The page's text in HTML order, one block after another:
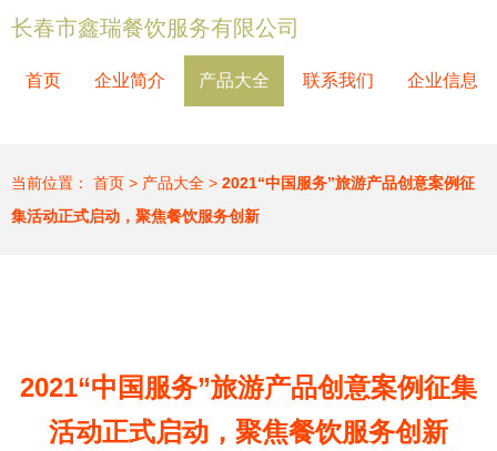
长春市鑫瑞餐饮服务有限公司
首页 企业简介 产品大全 联系我们 企业信息
当前位置： 首页 > 产品大全 > 2021“中国服务”旅游产品创意案例征
集活动正式启动，聚焦餐饮服务创新
2021“中国服务”旅游产品创意案例征集
活动正式启动，聚焦餐饮服务创新